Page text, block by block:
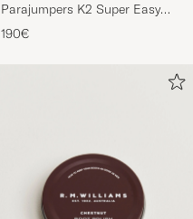
Parajumpers K2 Super Easy
Sweatshirt Black
190€